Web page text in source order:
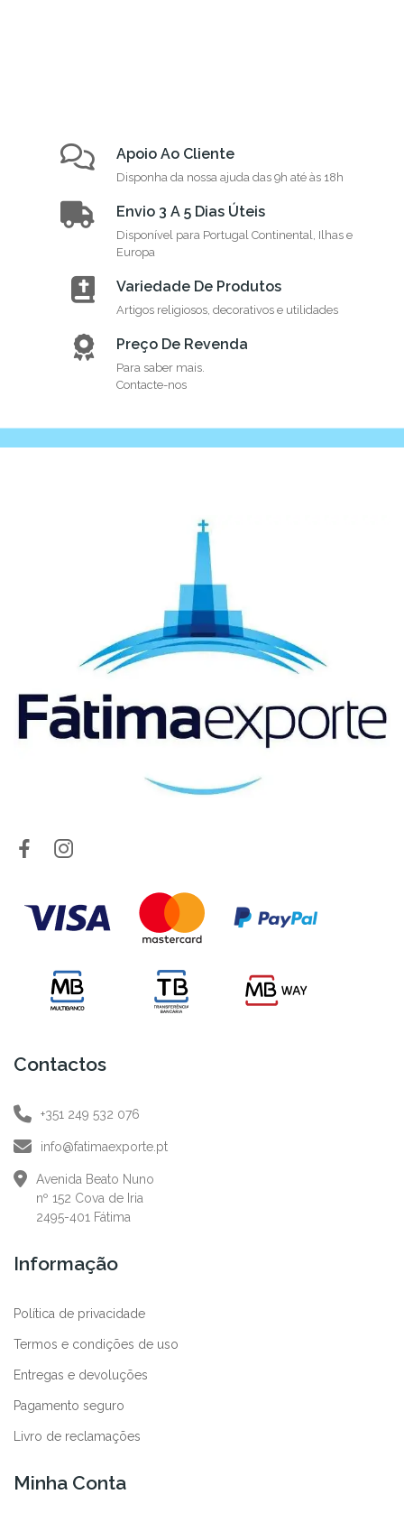
Apoio Ao Cliente
Disponha da nossa ajuda das 9h até às 18h
Envio 3 A 5 Dias Úteis
Disponível para Portugal Continental, Ilhas e
Europa
Variedade De Produtos
Artigos religiosos, decorativos e utilidades
Preço De Revenda
Para saber mais.
Contacte-nos
Contactos
+351 249 532 076
info@fatimaexporte.pt
Avenida Beato Nuno
nº 152 Cova de Iria
2495-401 Fátima
Informação
Política de privacidade
Termos e condições de uso
Entregas e devoluções
Pagamento seguro
Livro de reclamações
Minha Conta